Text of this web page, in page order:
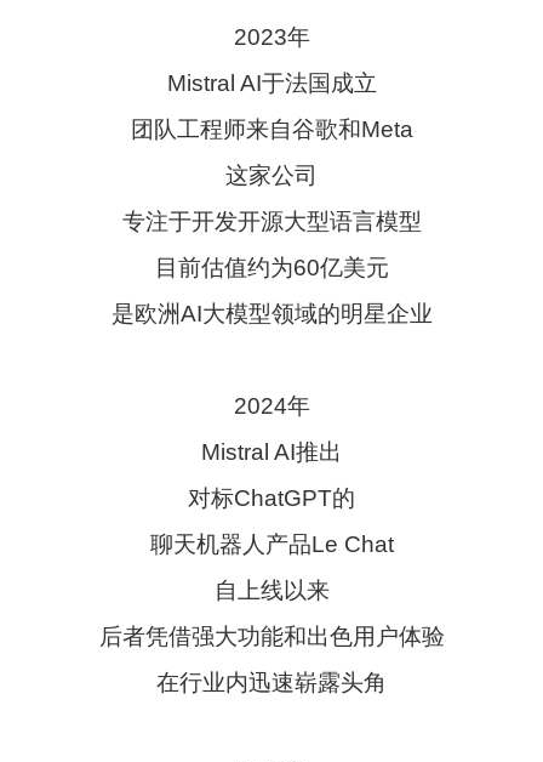
2023年
Mistral AI于法国成立
团队工程师来自谷歌和Meta
这家公司
专注于开发开源大型语言模型
目前估值约为60亿美元
是欧洲AI大模型领域的明星企业
2024年
Mistral AI推出
对标ChatGPT的
聊天机器人产品Le Chat
自上线以来
后者凭借强大功能和出色用户体验
在行业内迅速崭露头角